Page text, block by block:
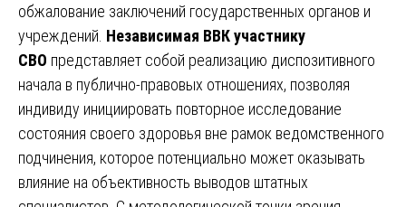
обжалование заключений государственных органов и
учреждений. Независимая ВВК участнику
СВО представляет собой реализацию диспозитивного
начала в публично-правовых отношениях, позволяя
индивиду инициировать повторное исследование
состояния своего здоровья вне рамок ведомственного
подчинения, которое потенциально может оказывать
влияние на объективность выводов штатных